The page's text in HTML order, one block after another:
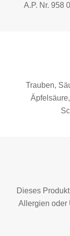
A.P. Nr. 958
Trauben,
Dieses
Allergien oder